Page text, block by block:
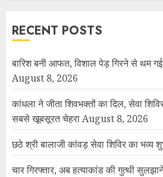
RECENT POSTS
बारिश बनी आफत, विशाल पेड़ गिरने से थम
August 8, 2026
कांधला ने जीता शिवभक्तों का दिल, सेवा
सबसे खूबसूरत चेहराAugust 8, 2026
छठे श्री बालाजी कांवड़ सेवा शिविर का भव्य
चार गिरफ्तार, अब हत्याकांड की गुत्थी